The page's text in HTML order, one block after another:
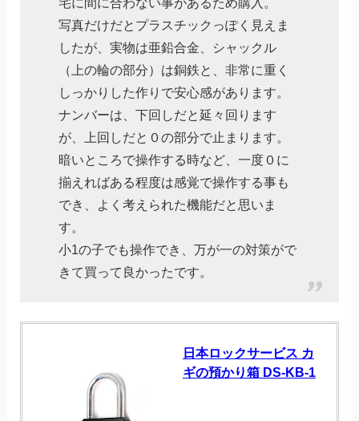
宅に間に合わない事があるため購入。
写真だけだとプラスチックっぽく見えま
したが、実物は亜鉛合金、シャックル
（上の輪の部分）は銅鉄と、非常に重く
しっかりした作りで安心感があります。
ナンバーは、下回しだと延々回ります
が、上回しだと０の部分で止まります。
暗いところで操作する時など、一度０に
揃えればある程度は感覚で操作する事も
でき、よく考えられた機能だと思いま
す。
小1の子でも操作でき、万が一の対策がで
きて買って良かったです。
日本ロックサービス カ
ギの預かり箱 DS-KB-1